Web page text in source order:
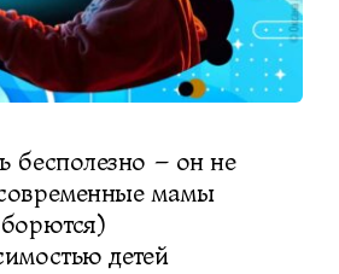
бесполезно – он не
мамы
детей